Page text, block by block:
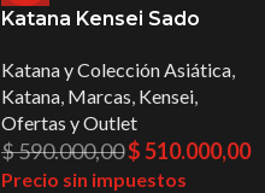
Katana Kensei Sado
Katana y Colección Asiática,
Katana, Marcas, Kensei,
Ofertas y Outlet
$590.000,00$510.000,00
Precio sin impuestos